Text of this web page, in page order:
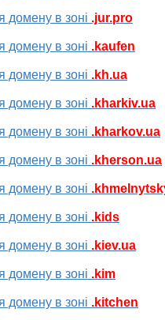
домену в зоні .jur.pro
домену в зоні .kaufen
домену в зоні .kh.ua
домену в зоні .kharkiv.ua
домену в зоні .kharkov.ua
домену в зоні .kherson.ua
домену в зоні
домену в зоні .kids
домену в зоні .kiev.ua
домену в зоні .kim
домену в зоні .kitchen